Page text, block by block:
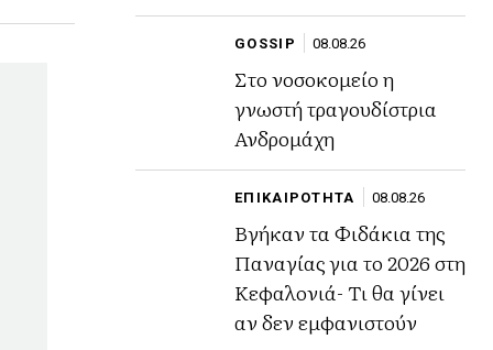
GOSSIP 08.08.26
Στο νοσοκομείο η
γνωστή τραγουδίστρια
Ανδρομάχη
ΕΠΙΚΑΙΡΟΤΗΤΑ 08.08.26
Βγήκαν τα Φιδάκια της
Παναγίας για το 2026 στη
Κεφαλονιά- Τι θα γίνει
αν δεν εμφανιστούν